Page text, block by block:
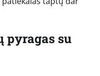
pyragas su